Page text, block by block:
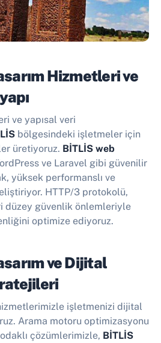
Hizmetleri ve
ve yapısal veri
bölgesindeki işletmeler için
üretiyoruz. BİTLİS web
ve Laravel gibi güvenilir
yüksek performanslı ve
HTTP/3 protokolü,
düzey güvenlik önlemleriyle
optimize ediyoruz.
ve Dijital
işletmenizi dijital
Arama motoru optimizasyonu
çözümlerimizle, BİTLİS